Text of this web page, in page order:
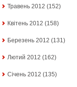
Травень 2012 (152)
Квітень 2012 (158)
Березень 2012 (131)
Лютий 2012 (162)
Січень 2012 (135)